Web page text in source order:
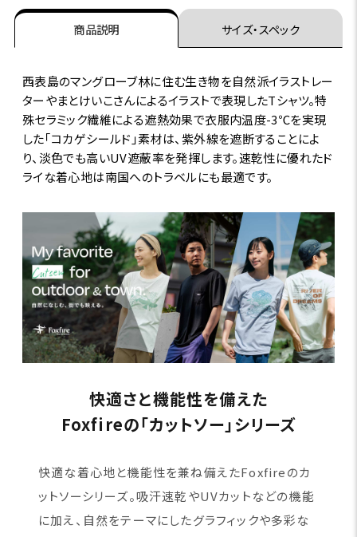
商品説明 サイズ・スペック
西表島のマングローブ林に住む生き物を自然派イラストレー
ターやまとけいこさんによるイラストで表現したTシャツ。特
殊セラミック繊維による遮熱効果で衣服内温度-3℃を実現
した｢コカゲシールド｣素材は、紫外線を遮断することによ
り、淡色でも高いUV遮蔽率を発揮します。速乾性に優れたド
ライな着心地は南国へのトラベルにも最適です。
快適さと機能性を備えた
Foxfireの「カットソー」シリーズ
快適な着心地と機能性を兼ね備えたFoxfireのカ
ットソーシリーズ。吸汗速乾やUVカットなどの機能
に加え、自然をテーマにしたグラフィックや多彩な